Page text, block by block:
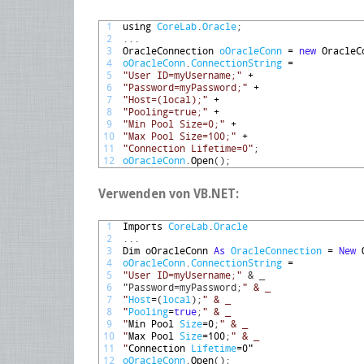
1
2
3
4
5
6
7
8
9
10
11
12
using CoreLab.Oracle;
. . .
OracleConnection oOracleConn = new
oOracleConn.ConnectionString =
"User ID=myUsername;" +
"Password=myPassword;" +
"Host=(local);" +
"Pooling=true;" +
"Min Pool Size=0;" +
"Max Pool Size=100;" +
"Connection Lifetime=0" ;
oOracleConn.Open( ) ;
Verwenden von VB.NET:
1
2
3
4
5
6
7
8
9
10
11
12
Imports CoreLab.Oracle
. . .
Dim oOracleConn As OracleConnection = New
oOracleConn.ConnectionString =
"User ID=myUsername;" & _
"Password=myPassword; " & _
"Host=( local) ; " & _
" Pooling=true; " & _
"Min Pool Size=0; " & _
"Max Pool Size=100; " & _
"Connection Lifetime=0"
oOracleConn.Open( ) ;